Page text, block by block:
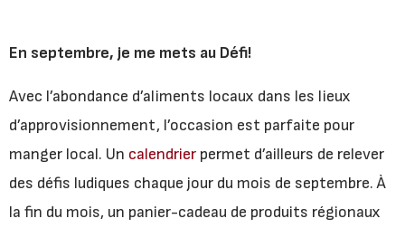
En septembre, je me mets au Défi!
Avec l’abondance d’aliments locaux dans les lieux
d’approvisionnement, l’occasion est parfaite pour
manger local. Un calendrier permet d’ailleurs de relever
des défis ludiques chaque jour du mois de septembre. À
la fin du mois, un panier-cadeau de produits régionaux